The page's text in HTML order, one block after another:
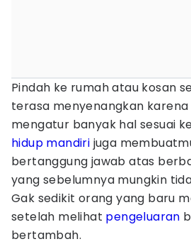
Pindah ke rumah atau kosan
terasa menyenangkan karena
mengatur banyak hal sesuai
hidup mandiri juga
bertanggung jawab atas
yang sebelumnya mungkin
Gak sedikit orang yang baru
setelah melihat pengeluaran
bertambah.